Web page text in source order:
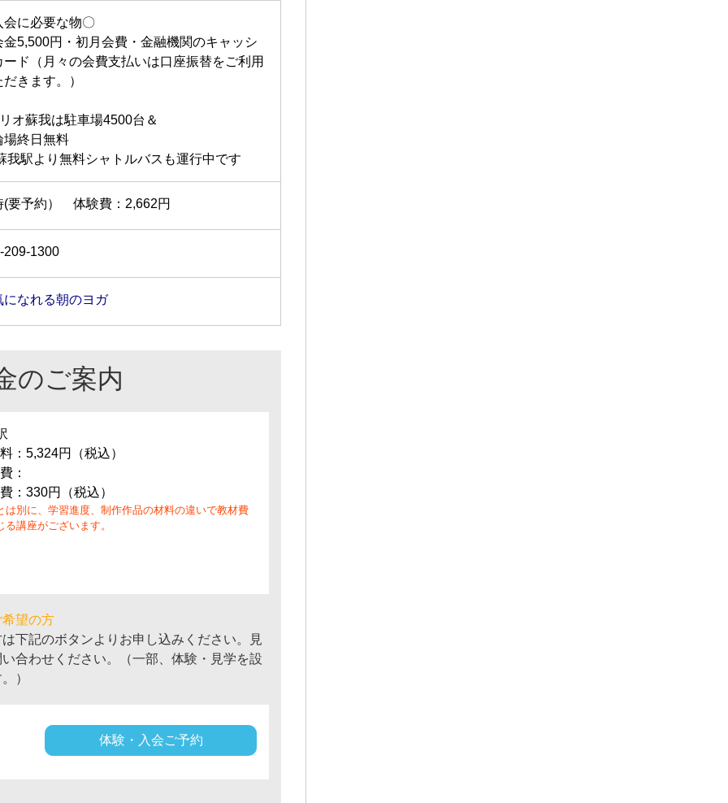
会に必要な物〇
金5,500円・初月会費・金融機関のキャッシ
ード（月々の会費支払いは口座振替をご利用
だきます。）
オ蘇我は駐車場4500台＆
場終日無料
我駅より無料シャトルバスも運行中です
(要予約） 体験費：2,662円
209-1300
になれる朝のヨガ
のご案内
：5,324円（税込）
：
：330円（税込）
は別に、学習進度、制作作品の材料の違いで教材費
る講座がございます。
望の方
下記のボタンよりお申し込みください。見
合わせください。（一部、体験・見学を設
）
体験・入会ご予約